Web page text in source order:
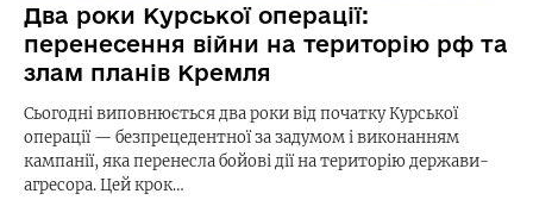
Два роки Курської операції:
перенесення війни на територію рф та
злам планів Кремля
Сьогодні виповнюється два роки від початку Курської
операції — безпрецедентної за задумом і виконанням
кампанії, яка перенесла бойові дії на територію держави-
агресора. Цей крок…